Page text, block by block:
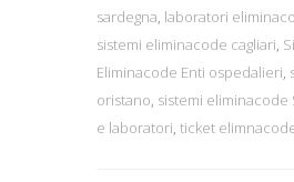
sardegna laboratori
sistemi eliminacode cagliari
Eliminacode Enti ospedalieri
oristano sistemi eliminacode
e laboratori ticket